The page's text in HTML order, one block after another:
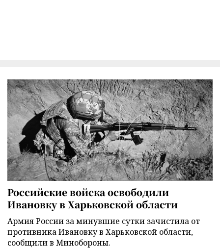
Российские войска освободили
Ивановку в Харьковской области
Армия России за минувшие сутки зачистила от
противника Ивановку в Харьковской области,
сообщили в Минобороны.